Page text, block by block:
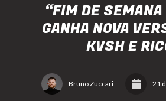
“FIM DE SEMANA
GANHA NOVA
KVSH E
Bruno Zuccari 21